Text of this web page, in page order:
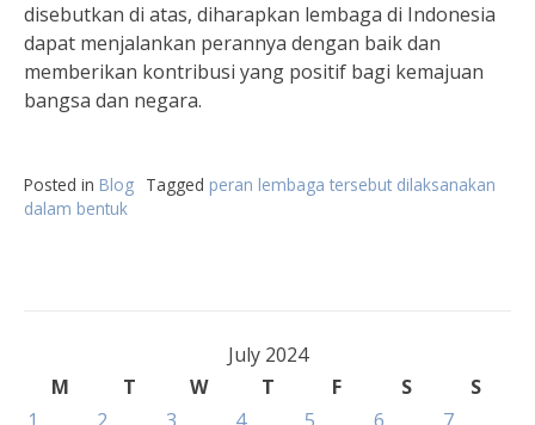
disebutkan di atas, diharapkan lembaga di Indonesia
dapat menjalankan perannya dengan baik dan
memberikan kontribusi yang positif bagi kemajuan
bangsa dan negara.
Posted in Blog Tagged peran lembaga tersebut dilaksanakan
dalam bentuk
July 2024
M
T W T F S
S